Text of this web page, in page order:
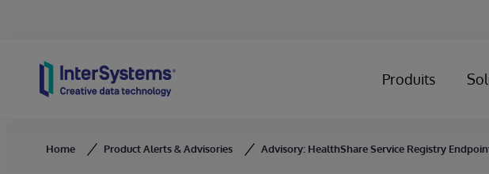
Produits
Home Product Alerts & Advisories Advisory: HealthShare Service Registry